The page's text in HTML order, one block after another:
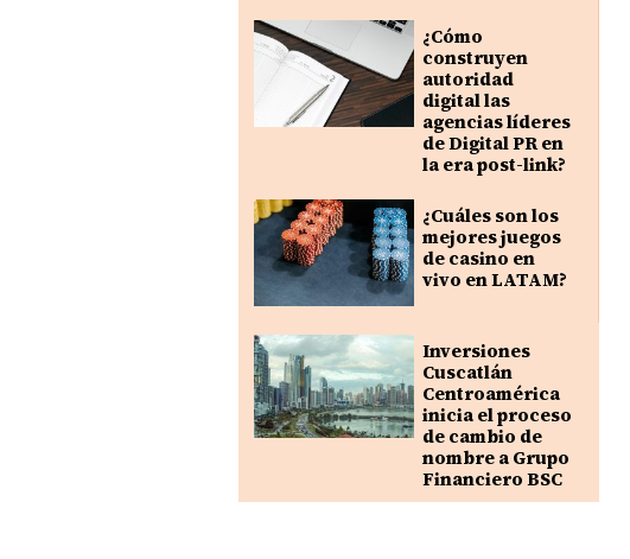
¿Cómo
construyen
autoridad
digital las
agencias líderes
de Digital PR en
la era post-link?
¿Cuáles son los
mejores juegos
de casino en
vivo en LATAM?
Inversiones
Cuscatlán
Centroamérica
inicia el proceso
de cambio de
nombre a Grupo
Financiero BSC